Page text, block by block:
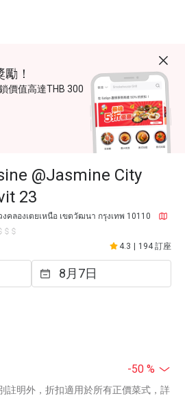
！
價值高達THB 300
@Jasmine City
23
คลองเตยเหนือ เขตวัฒนา กรุงเทพ 10110
4.3 194 訂座
-50 %
註明外，折扣適用於所有正價菜式，詳